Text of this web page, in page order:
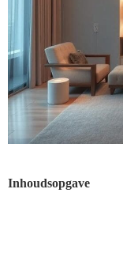
Inhoudsopgave